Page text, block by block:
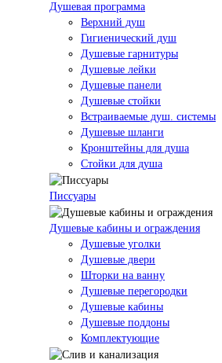
Душевая программа
Верхний душ
Гигиенический душ
Душевые гарнитуры
Душевые лейки
Душевые панели
Душевые стойки
Встраиваемые душ. системы
Душевые шланги
Кронштейны для душа
Стойки для душа
Писсуары
Душевые кабины и ограждения
Душевые уголки
Душевые двери
Шторки на ванну
Душевые перегородки
Душевые кабины
Душевые поддоны
Комплектующие